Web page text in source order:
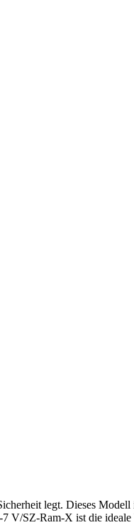
legt. Dieses
SZ-Ram-X ist die